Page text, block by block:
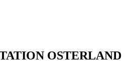
OSTERLAND